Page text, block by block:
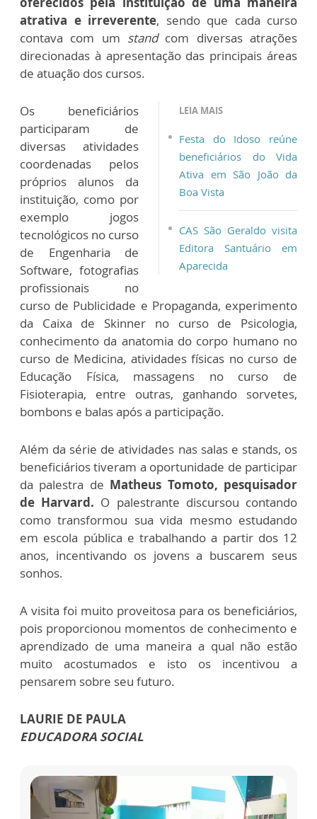
atrativa e irreverente, sendo que cada curso
contava com um standcom diversas atrações
direcionadas à apresentação das principais áreas
de atuação dos cursos.
LEIA MAIS
Festa do Idoso reúne
beneficiários do Vida
Ativa em São João da
Boa Vista
CAS São Geraldo visita
Editora Santuário em
Aparecida
Os beneficiários
participaram de
diversas atividades
coordenadas pelos
próprios alunos da
instituição, como por
exemplo jogos
tecnológicos no curso
de Engenharia de
Software, fotografias
profissionais no
curso de Publicidade e Propaganda, experimento
da Caixa de Skinner no curso de Psicologia,
conhecimento da anatomia do corpo humano no
curso de Medicina, atividades físicas no curso de
Educação Física, massagens no curso de
Fisioterapia, entre outras, ganhando sorvetes,
bombons e balas após a participação.
Além da série de atividades nas salas e stands, os
beneficiários tiveram a oportunidade de participar
da palestra de Matheus Tomoto, pesquisador
de Harvard. O palestrante discursou contando
como transformou sua vida mesmo estudando
em escola pública e trabalhando a partir dos 12
anos, incentivando os jovens a buscarem seus
sonhos.
A visita foi muito proveitosa para os beneficiários,
pois proporcionou momentos de conhecimento e
aprendizado de uma maneira a qual não estão
muito acostumados e isto os incentivou a
pensarem sobre seu futuro.
LAURIE DE PAULA
EDUCADORA SOCIAL